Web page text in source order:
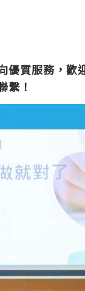
質服務，歡
繫！